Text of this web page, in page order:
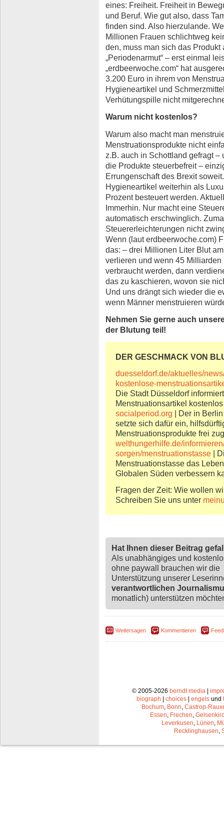
eines: Freiheit. Freiheit in
und Beruf. Wie gut also, dass
finden sind. Also hierzulande.
Millionen Frauen schlichtweg
den, muss man sich das
„Periodenarmut“ – erst einmal
„erdbeerwoche.com“ hat
3.200 Euro in ihrem von
Hygieneartikel und
Verhütungspille nicht
Warum nicht kostenlos?
Warum also macht man
Menstruationsprodukte nicht
z.B. auch in Schottland gefragt
die Produkte steuerbefreit –
Errungenschaft des Brexit
Hygieneartikel weiterhin als
Prozent besteuert werden.
Immerhin. Nur macht eine
automatisch erschwinglich.
Steuererleichterungen nicht
Wenn (laut erdbeerwoche.com)
das: – drei Millionen Liter Blut
verlieren und wenn 45
verbraucht werden, dann
das zu kaschieren, wovon sie
Und uns drängt sich wieder die
wenn Männer menstruieren
Nehmen Sie gerne auch
der Blutung teil!
DER GESCHMACK VON
duesseldorf.de/aktuelles/
kostenlose-
Die Stadt Düsseldorf
Menstruationsartikel
socialperiod.org | Der in
setzte sich dafür ein,
Menstruationsprodukte frei
welthungerhilfe.de/
sorgen/menstruationstasse |
Menstruationstasse das
Globalen Süden verbessern
Fragen der Zeit: Wie wollen
Schreiben Sie uns unter
Hat Ihnen dieser Beitrag
Als unabhängiges und
ohne paywall brauchen wir die
Unterstützung unserer
verantwortlichen
monatlich) unterstützen
Weitersagen Kommentieren
© 2005-2026 berndt media|
biograph | choices | engels und
Bochum, Bonn, Castrop-
Essen, Frechen,
Leverkusen, Lünen,
Recklinghausen,